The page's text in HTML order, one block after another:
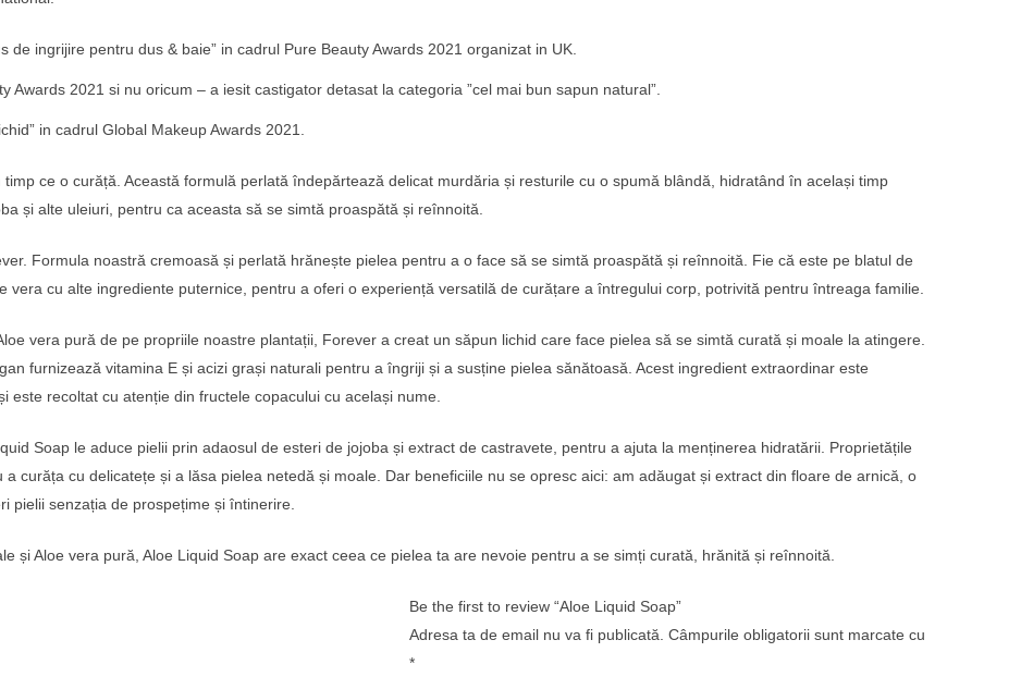
de ingrijire pentru dus & baie” in cadrul Pure Beauty Awards 2021 organizat in UK.
Awards 2021 si nu oricum – a iesit castigator detasat la categoria ”cel mai bun sapun natural”.
in cadrul Global Makeup Awards 2021.
ce o curăță. Această formulă perlată îndepărtează delicat murdăria și resturile cu o spumă blândă, hidratând în același timp
și alte uleiuri, pentru ca aceasta să se simtă proaspătă și reînnoită.
Formula noastră cremoasă și perlată hrănește pielea pentru a o face să se simtă proaspătă și reînnoită. Fie că este pe blatul de
vera cu alte ingrediente puternice, pentru a oferi o experiență versatilă de curățare a întregului corp, potrivită pentru întreaga familie.
vera pură de pe propriile noastre plantații, Forever a creat un săpun lichid care face pielea să se simtă curată și moale la atingere.
furnizează vitamina E și acizi grași naturali pentru a îngriji și a susține pielea sănătoasă. Acest ingredient extraordinar este
este recoltat cu atenție din fructele copacului cu același nume.
Soap le aduce pielii prin adaosul de esteri de jojoba și extract de castravete, pentru a ajuta la menținerea hidratării. Proprietățile
curăța cu delicatețe și a lăsa pielea netedă și moale. Dar beneficiile nu se opresc aici: am adăugat și extract din floare de arnică, o
pielii senzația de prospețime și întinerire.
și Aloe vera pură, Aloe Liquid Soap are exact ceea ce pielea ta are nevoie pentru a se simți curată, hrănită și reînnoită.
Be the first to review “Aloe Liquid Soap”
Adresa ta de email nu va fi publicată. Câmpurile obligatorii sunt marcate cu
*